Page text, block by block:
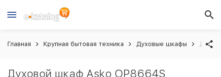
Главная Крупная бытовая техника Духовые шкафы
Духовой шкаф Asko OP8664S